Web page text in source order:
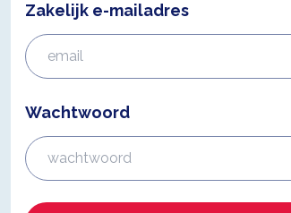
Zakelijk e-mailadres
Wachtwoord